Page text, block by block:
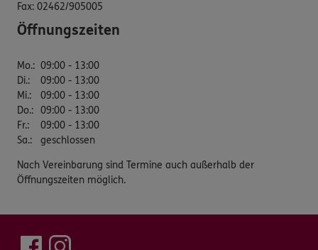
Fax: 02462/905005
Öffnungszeiten
Mo.: 09:00 - 13:00
Di.:
09:00 - 13:00
Mi.:
09:00 - 13:00
Do.: 09:00 - 13:00
Fr.:
09:00 - 13:00
Sa.: geschlossen
Nach Vereinbarung sind Termine auch außerhalb der
Öffnungszeiten möglich.